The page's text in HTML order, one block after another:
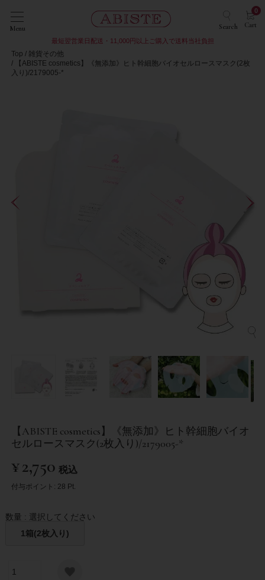
Menu Search Cart
0
最短翌営業日配送・11,000円以上ご購入で送料当社負担
Top
雑貨その他
【ABISTE cosmetics】《無添加》ヒト幹細胞バイオセルロースマスク(2枚
入り)/2179005-*
【ABISTE cosmetics】《無添加》ヒト幹細胞バイオ
セルロースマスク(2枚入り)/2179005-*
¥2,750 税込
付与ポイント: 28 Pt.
数量
選択してください
1箱(2枚入り)